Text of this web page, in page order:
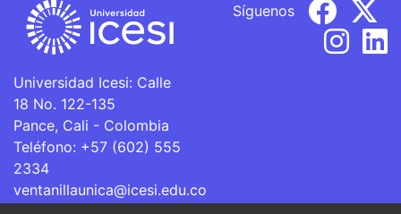
Universidad Icesi: Calle
18 No. 122-135
Pance, Cali - Colombia
Teléfono: +57 (602) 555
2334
ventanillaunica@icesi.edu.co
Síguenos